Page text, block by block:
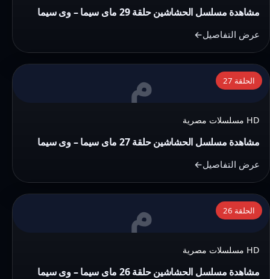
حلقة
ماى
–
مشاهدة مسلسل الحشاشين حلقة 29 ماى سيما – وى سيما
عرض التفاصيل
التفاصيل:
مشاهدة
الحشاشين
حلقة
ماى
–
م الحلقة 27
HD مسلسلات مصرية
مشاهدة مسلسل الحشاشين حلقة 27 ماى سيما – وى سيما
عرض التفاصيل
التفاصيل:
مشاهدة
الحشاشين
حلقة
م الحلقة 26
HD مسلسلات مصرية
مشاهدة مسلسل الحشاشين حلقة 26 ماى سيما – وى سيما